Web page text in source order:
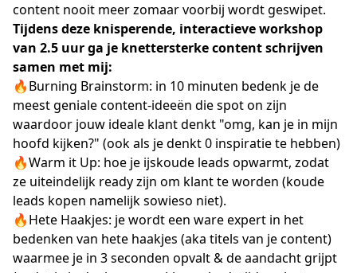
content nooit meer zomaar voorbij wordt geswipet.
Tijdens deze knisperende, interactieve workshop
van 2.5 uur ga je knettersterke content schrijven
samen met mij:
🔥Burning Brainstorm: in 10 minuten bedenk je de
meest geniale content-ideeën die spot on zijn
waardoor jouw ideale klant denkt "omg, kan je in mijn
hoofd kijken?" (ook als je denkt 0 inspiratie te hebben)
🔥Warm it Up: hoe je ijskoude leads opwarmt, zodat
ze uiteindelijk ready zijn om klant te worden (koude
leads kopen namelijk sowieso niet).
🔥Hete Haakjes: je wordt een ware expert in het
bedenken van hete haakjes (aka titels van je content)
waarmee je in 3 seconden opvalt & de aandacht grijpt